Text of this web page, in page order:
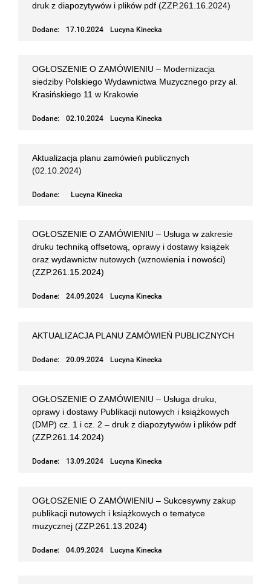
druk z diapozytywów i plików pdf (ZZP.261.16.2024)
Dodane: 17.10.2024 Lucyna Kinecka
OGŁOSZENIE O ZAMÓWIENIU – Modernizacja
siedziby Polskiego Wydawnictwa Muzycznego przy al.
Krasińskiego 11 w Krakowie
Dodane: 02.10.2024 Lucyna Kinecka
Aktualizacja planu zamówień publicznych
(02.10.2024)
Dodane: Lucyna Kinecka
OGŁOSZENIE O ZAMÓWIENIU – Usługa w zakresie
druku techniką offsetową, oprawy i dostawy książek
oraz wydawnictw nutowych (wznowienia i nowości)
(ZZP.261.15.2024)
Dodane: 24.09.2024 Lucyna Kinecka
AKTUALIZACJA PLANU ZAMÓWIEŃ PUBLICZNYCH
Dodane: 20.09.2024 Lucyna Kinecka
OGŁOSZENIE O ZAMÓWIENIU – Usługa druku,
oprawy i dostawy Publikacji nutowych i książkowych
(DMP) cz. 1 i cz. 2 – druk z diapozytywów i plików pdf
(ZZP.261.14.2024)
Dodane: 13.09.2024 Lucyna Kinecka
OGŁOSZENIE O ZAMÓWIENIU – Sukcesywny zakup
publikacji nutowych i książkowych o tematyce
muzycznej (ZZP.261.13.2024)
Dodane: 04.09.2024 Lucyna Kinecka